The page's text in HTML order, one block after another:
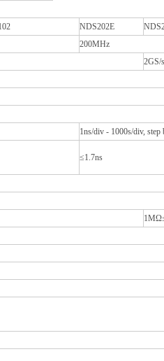
NDS202E
200MHz
2GS/s
1ns/div - 1000s/div, step
≤1.7ns